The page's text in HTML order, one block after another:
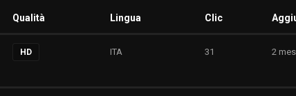
Qualità Lingua Clic
HD ITA 31 2